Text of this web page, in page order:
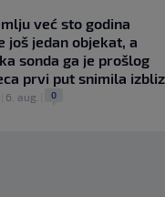
već sto godina
još jedan objekat, a
sonda ga je prošlog
prvi put snimila
6. aug. 0